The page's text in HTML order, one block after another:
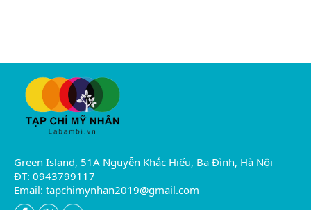
Green Island, 51A Nguyễn Khắc Hiếu, Ba Đình, Hà Nội
ĐT: 0943799117
Email: tapchimynhan2019@gmail.com